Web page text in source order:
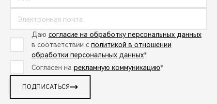
Даю согласие на обработку персональных данных
в соответствии с политикой в отношении
обработки персональных данных*
Согласен на рекламную коммуникацию*
ПОДПИСАТЬСЯ